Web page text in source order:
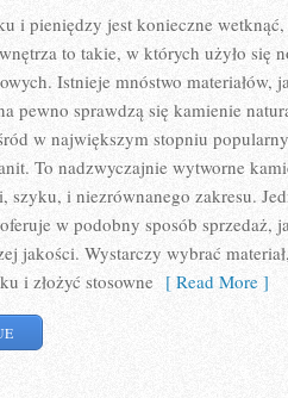
i pieniędzy jest konieczne
to takie, w których użyło się
Istnieje mnóstwo materiałów,
pewno sprawdzą się kamienie
w największym stopniu
To nadzwyczajnie wytworne
szyku, i niezrównanego zakresu.
w podobny sposób sprzedaż,
jakości. Wystarczy wybrać
i złożyć stosowne [ Read More ]